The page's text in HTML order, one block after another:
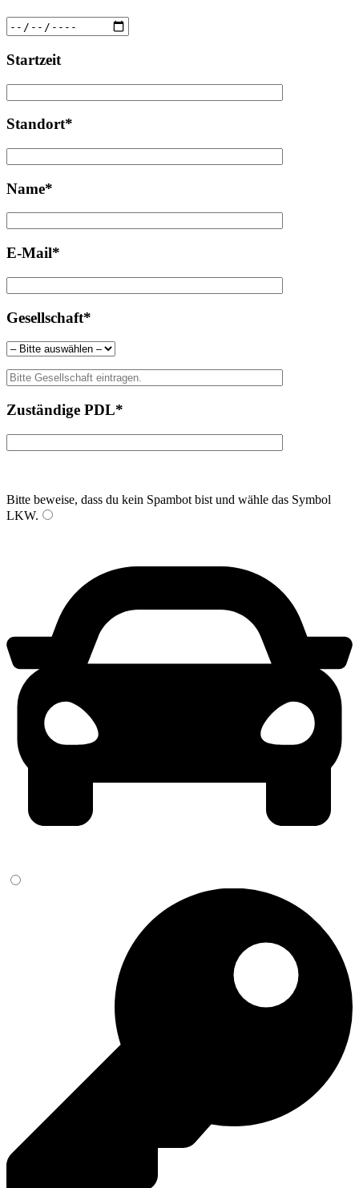
Startzeit
Standort*
Name*
E-Mail*
Gesellschaft*
Zuständige PDL*
Bitte beweise, dass du kein Spambot bist und wähle das Symbol
LKW.